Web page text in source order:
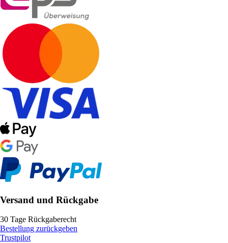
Versand und Rückgabe
30 Tage Rückgaberecht
Bestellung zurückgeben
Trustpilot